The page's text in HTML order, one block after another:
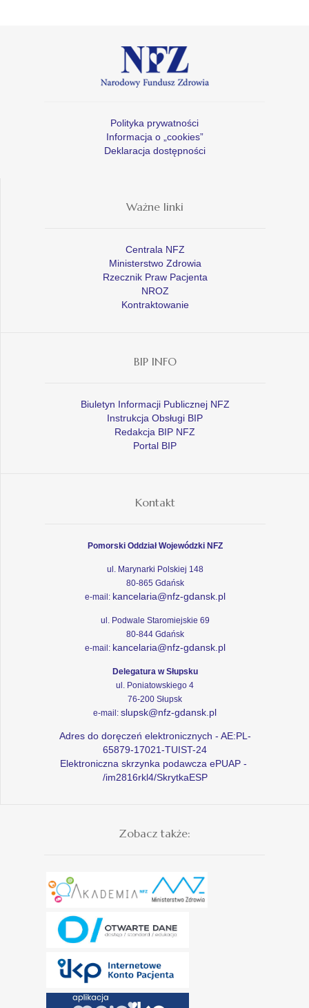
Polityka prywatności
Informacja o „cookies”
Deklaracja dostępności
Ważne linki
Centrala NFZ
Ministerstwo Zdrowia
Rzecznik Praw Pacjenta
NROZ
Kontraktowanie
BIP INFO
Biuletyn Informacji Publicznej NFZ
Instrukcja Obsługi BIP
Redakcja BIP NFZ
Portal BIP
Kontakt
Pomorski Oddział Wojewódzki NFZ
ul. Marynarki Polskiej 148
80-865 Gdańsk
e-mail: kancelaria@nfz-gdansk.pl
ul. Podwale Staromiejskie 69
80-844 Gdańsk
e-mail: kancelaria@nfz-gdansk.pl
Delegatura w Słupsku
ul. Poniatowskiego 4
76-200 Słupsk
e-mail: slupsk@nfz-gdansk.pl
Adres do doręczeń elektronicznych - AE:PL-
65879-17021-TUIST-24
Elektroniczna skrzynka podawcza ePUAP -
/im2816rkl4/SkrytkaESP
Zobacz także: